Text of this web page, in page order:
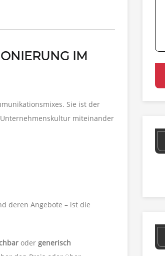
IM
Sie ist der
miteinander
deren Angebote – ist die
oder generisch